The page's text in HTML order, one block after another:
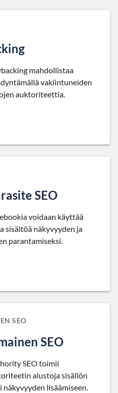
mahdollistaa
vakiintuneiden
auktoriteettia.
SEO
voidaan käyttää
sisältöä näkyvyyden ja
parantamiseksi.
SEO
SEO
SEO toimii
alustoja sisällön
lisäämiseen.